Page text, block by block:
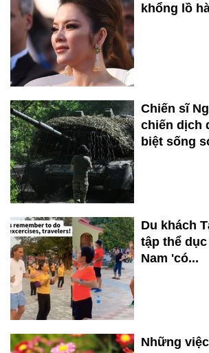
khổng lồ
Chiến sĩ
chiến dịch
biệt sống
Du khách
tập thể
Nam 'có...
Những